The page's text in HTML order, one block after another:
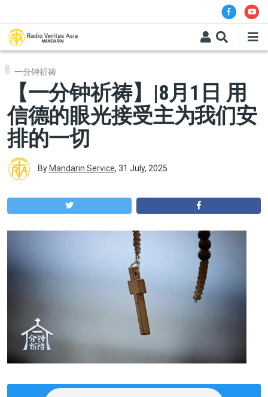
一分钟祈祷
【一分钟祈祷】|8月1日 用
信德的眼光接受主为我们安
排的一切
By Mandarin Service, 31 July, 2025